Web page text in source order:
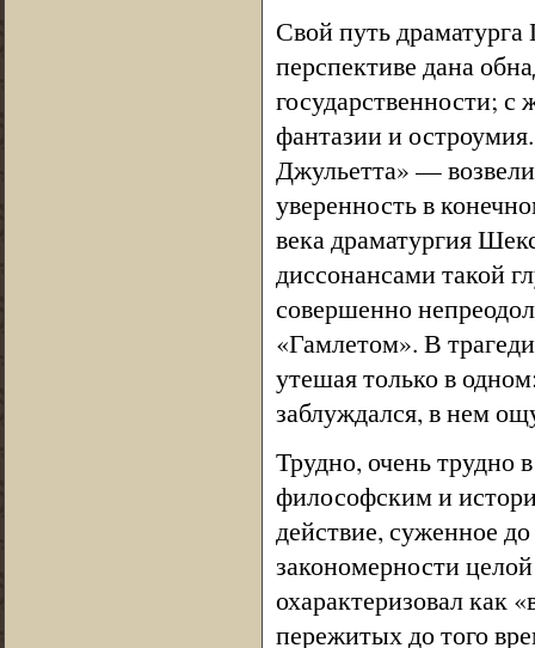
Свой путь
перспективе дана
государственности;
фантазии и
Джульетта» —
уверенность в
века драматургия
диссонансами такой
совершенно
«Гамлетом». В
утешая только в
заблуждался, в нем
Трудно, очень трудно
философским и
действие, суженное
закономерности
охарактеризовал как
пережитых до того